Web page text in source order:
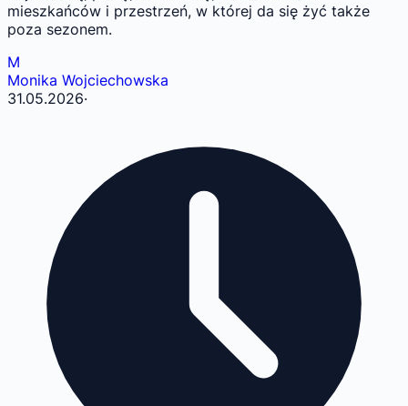
mieszkańców i przestrzeń, w której da się żyć także
poza sezonem.
M
Monika Wojciechowska
31.05.2026·